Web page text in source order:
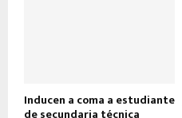
Inducen a coma a estudiante